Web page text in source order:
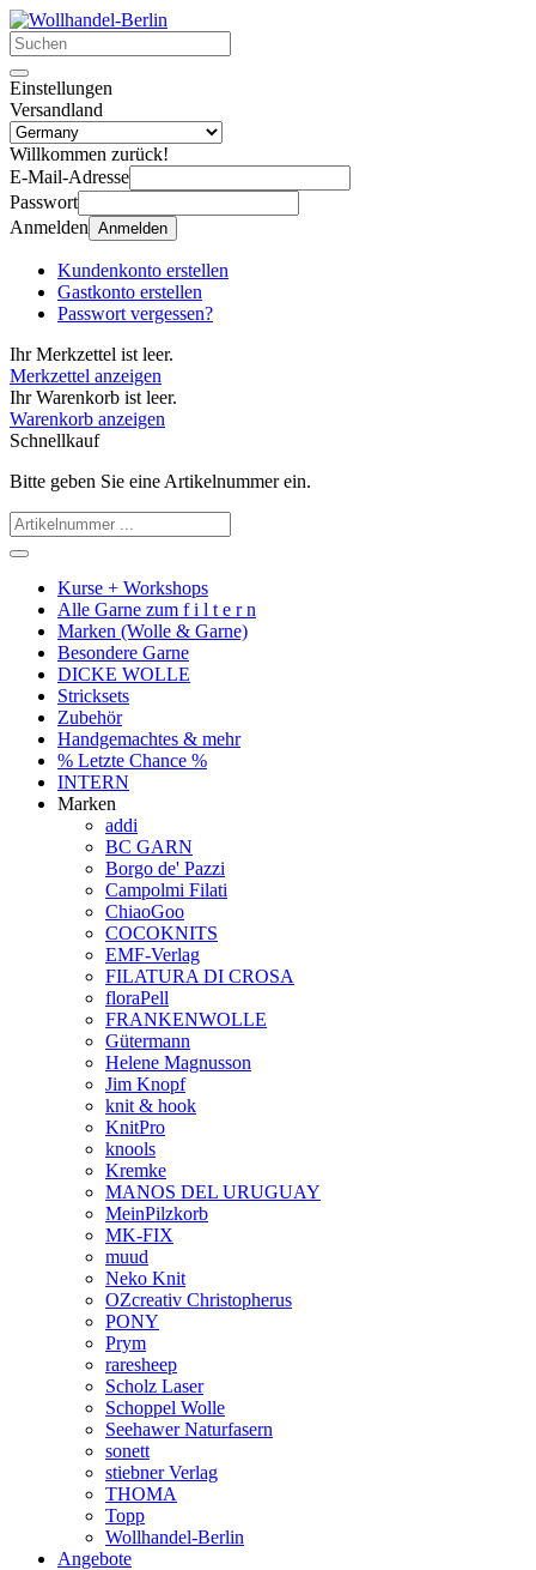
Einstellungen
Versandland
Willkommen zurück!
E-Mail-Adresse
Passwort
Anmelden Anmelden
Kundenkonto erstellen
Gastkonto erstellen
Passwort vergessen?
Ihr Merkzettel ist leer.
Merkzettel anzeigen
Ihr Warenkorb ist leer.
Warenkorb anzeigen
Schnellkauf
Bitte geben Sie eine Artikelnummer ein.
Kurse + Workshops
Alle Garne zum f i l t e r n
Marken (Wolle & Garne)
Besondere Garne
DICKE WOLLE
Stricksets
Zubehör
Handgemachtes & mehr
% Letzte Chance %
INTERN
Marken
addi
BC GARN
Borgo de' Pazzi
Campolmi Filati
ChiaoGoo
COCOKNITS
EMF-Verlag
FILATURA DI CROSA
floraPell
FRANKENWOLLE
Gütermann
Helene Magnusson
Jim Knopf
knit & hook
KnitPro
knools
Kremke
MANOS DEL URUGUAY
MeinPilzkorb
MK-FIX
muud
Neko Knit
OZcreativ Christopherus
PONY
Prym
raresheep
Scholz Laser
Schoppel Wolle
Seehawer Naturfasern
sonett
stiebner Verlag
THOMA
Topp
Wollhandel-Berlin
Angebote